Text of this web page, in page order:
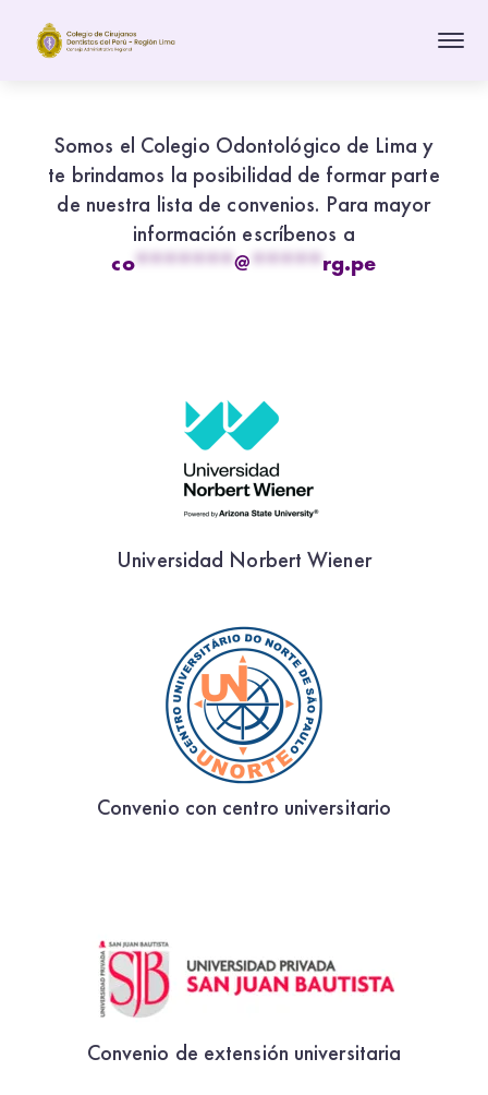
Somos el Colegio Odontológico de Lima y
te brindamos la posibilidad de formar parte
de nuestra lista de convenios. Para mayor
información escríbenos a
co*******@*****rg.pe
Universidad Norbert Wiener
Convenio con centro universitario
Convenio de extensión universitaria